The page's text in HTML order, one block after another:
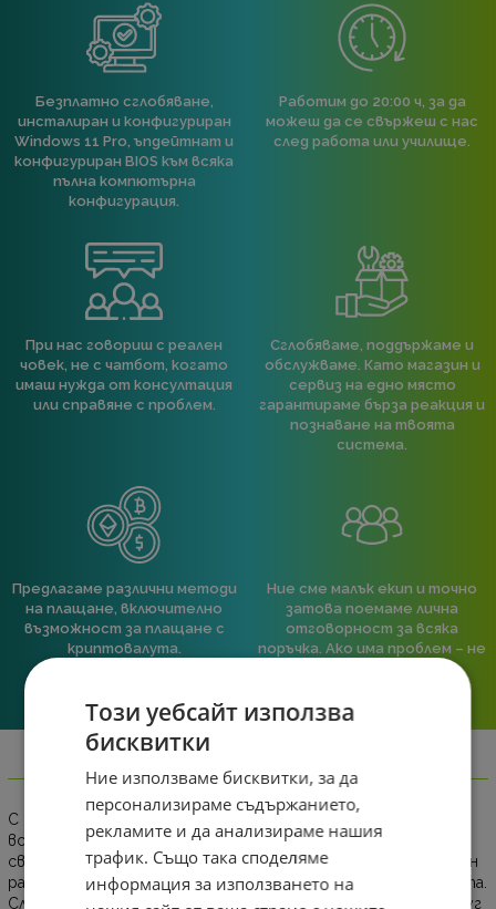
Безплатно сглобяване,
инсталиран и конфигуриран
Windows 11 Pro, ъпдейтнат и
конфигуриран BIOS към всяка
пълна компютърна
конфигурация.
Работим до 20:00 ч, за да
можеш да се свържеш с нас
след работа или училище.
При нас говориш с реален
човек, не с чатбот, когато
имаш нужда от консултация
или справяне с проблем.
Сглобяваме, поддържаме и
обслужваме. Като магазин и
сервиз на едно място
гарантираме бърза реакция и
познаване на твоята
система.
Предлагаме различни методи
на плащане, включително
възможност за плащане с
криптовалута.
Ние сме малък екип и точно
затова поемаме лична
отговорност за всяка
поръчка. Ако има проблем – не
Информация
С вградените светодиодни светлини, които реагират на
всяка сцена, Ambilight ви потапя в ореол от цветна
светлина. Всичките ви развлечения се разпростират извън
рамките на екрана, за да ви въвлекат по-дълбоко в момента.
След като веднъж го изпитате, никога няма да искате друг
Този уебсайт използва
бисквитки
Ние използваме бисквитки, за да
персонализираме съдържанието,
рекламите и да анализираме нашия
трафик. Също така споделяме
информация за използването на